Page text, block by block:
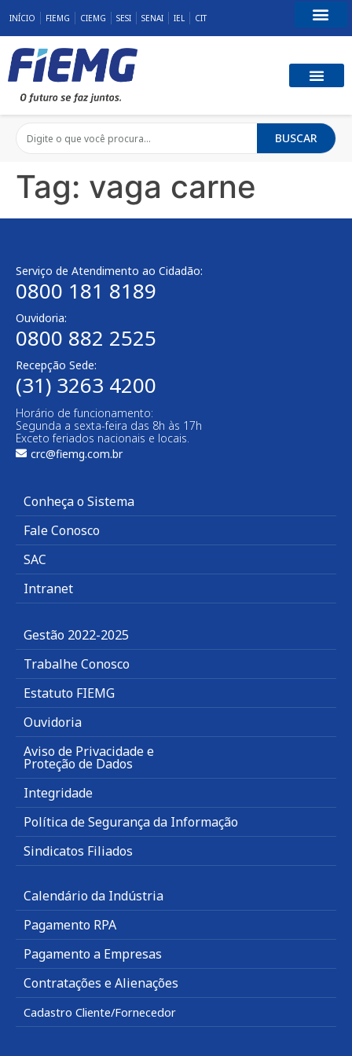
INÍCIO FIEMG CIEMG SESI SENAI IEL CIT
BUSCAR
Tag: vaga carne
Serviço de Atendimento ao Cidadão:
0800 181 8189
Ouvidoria:
0800 882 2525
Recepção Sede:
(31) 3263 4200
Horário de funcionamento:
Segunda a sexta-feira das 8h às 17h
Exceto feriados nacionais e locais.
crc@fiemg.com.br
Conheça o Sistema
Fale Conosco
SAC
Intranet
Gestão 2022-2025
Trabalhe Conosco
Estatuto FIEMG
Ouvidoria
Aviso de Privacidade e
Proteção de Dados
Integridade
Política de Segurança da Informação
Sindicatos Filiados
Calendário da Indústria
Pagamento RPA
Pagamento a Empresas
Contratações e Alienações
Cadastro Cliente/Fornecedor